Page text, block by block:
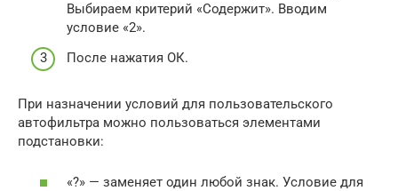
Выбираем критерий «Содержит». Вводим
условие «2».
После нажатия ОК.
При назначении условий для пользовательского
автофильтра можно пользоваться элементами
подстановки:
«?» — заменяет один любой знак. Условие для